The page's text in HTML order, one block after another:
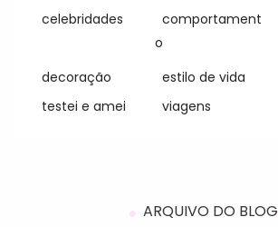
celebridades
comportament
o
decoração
estilo de vida
testei e amei
viagens
ARQUIVO DO BLOG